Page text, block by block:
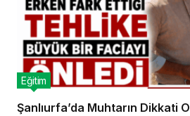
Şanlıurfa’da Muhtarın Dikkati
Eğitim